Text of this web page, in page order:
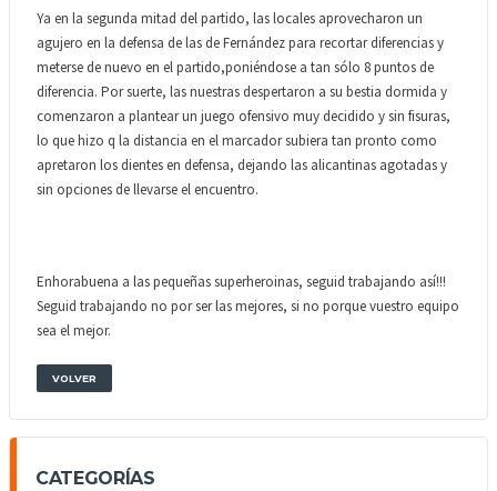
Ya en la segunda mitad del partido, las locales aprovecharon un
agujero en la defensa de las de Fernández para recortar diferencias y
meterse de nuevo en el partido,poniéndose a tan sólo 8 puntos de
diferencia. Por suerte, las nuestras despertaron a su bestia dormida y
comenzaron a plantear un juego ofensivo muy decidido y sin fisuras,
lo que hizo q la distancia en el marcador subiera tan pronto como
apretaron los dientes en defensa, dejando las alicantinas agotadas y
sin opciones de llevarse el encuentro.
Enhorabuena a las pequeñas superheroinas, seguid trabajando así!!!
Seguid trabajando no por ser las mejores, si no porque vuestro equipo
sea el mejor.
VOLVER
CATEGORÍAS